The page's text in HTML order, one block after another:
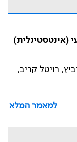
(אינטסטינלית)
רויטל קריב,
למאמר המלא